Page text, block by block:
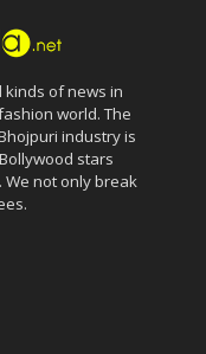
of news in
world. The
industry is
stars
We not only break